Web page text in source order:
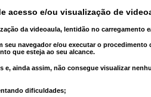
acesso e/ou visualização de
da videoaula, lentidão no carregamento
seu navegador e/ou executar o procedimento
que esteja ao seu alcance.
e, ainda assim, não consegue visualizar
dificuldades;